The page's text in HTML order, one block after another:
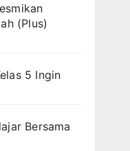
(Plus)
5 Ingin
Bersama